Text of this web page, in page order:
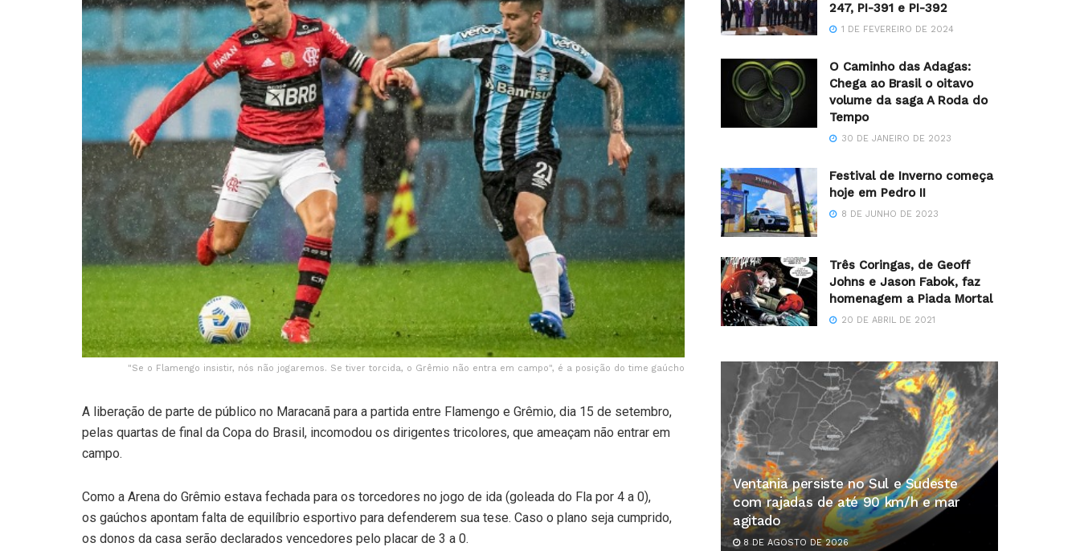
"Se o Flamengo insistir, nós não jogaremos. Se tiver torcida, o Grêmio não entra em campo", é a posição do time gaúcho
A liberação de parte de público no Maracanã para a partida entre Flamengo e Grêmio, dia 15 de setembro,
pelas quartas de final da Copa do Brasil, incomodou os dirigentes tricolores, que ameaçam não entrar em
campo.
Como a Arena do Grêmio estava fechada para os torcedores no jogo de ida (goleada do Fla por 4 a 0),
os gaúchos apontam falta de equilíbrio esportivo para defenderem sua tese. Caso o plano seja cumprido,
os donos da casa serão declarados vencedores pelo placar de 3 a 0.
247, PI-391 e PI-392
1 DE FEVEREIRO DE 2024
O Caminho das Adagas:
Chega ao Brasil o oitavo
volume da saga A Roda do
Tempo
30 DE JANEIRO DE 2023
Festival de Inverno começa
hoje em Pedro II
8 DE JUNHO DE 2023
Três Coringas, de Geoff
Johns e Jason Fabok, faz
homenagem a Piada Mortal
20 DE ABRIL DE 2021
Ventania persiste no Sul e Sudeste
com rajadas de até 90 km/h e mar
agitado
8 DE AGOSTO DE 2026